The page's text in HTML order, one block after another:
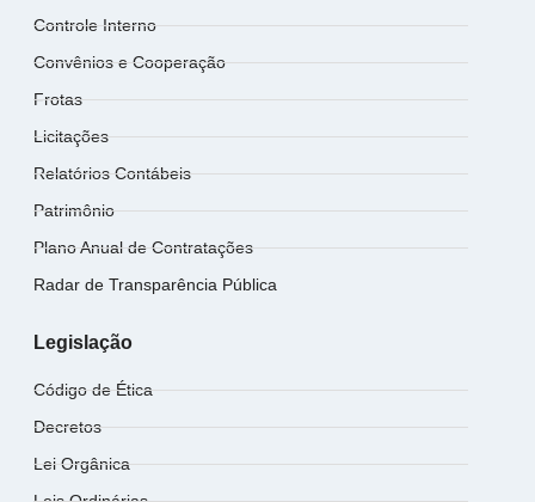
Controle Interno
Convênios e Cooperação
Frotas
Licitações
Relatórios Contábeis
Patrimônio
Plano Anual de Contratações
Radar de Transparência Pública
Legislação
Código de Ética
Decretos
Lei Orgânica